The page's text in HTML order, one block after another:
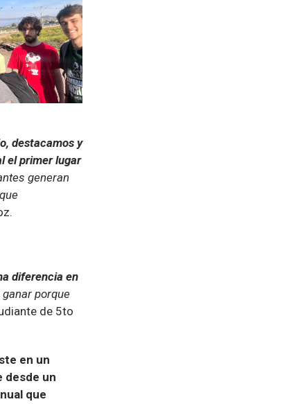
destacamos y
el primer lugar
generan
diferencia en
porque
de 5to
en un
desde un
que